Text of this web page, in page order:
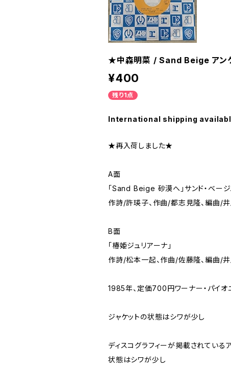
★中森明菜 / Sand Beige アン
¥400
残り1点
International shipping
★再入荷しました★
A面
「Sand Beige 砂漠へ」サンド・ベージ
作詩/許瑛子、作曲/都志見隆、編曲/
B面
「椿姫ジュリアーナ」
作詩/松本一起、作曲/佐藤隆、編曲/
1985年、定価700円ワーナー・パイオ
ジャケットの状態はシワが少し
ディスコグラフィーが掲載されている
状態はシワが少し